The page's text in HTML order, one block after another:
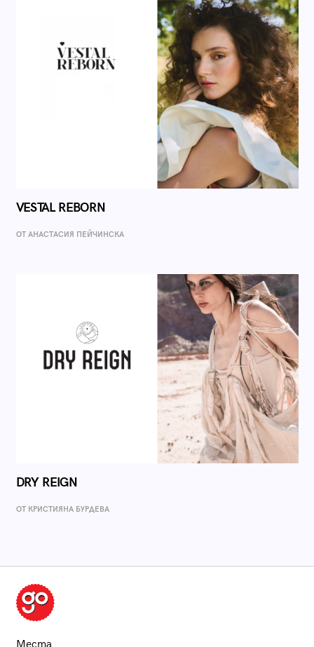
VESTAL REBORN
ОТ AНАСТАСИЯ ПЕЙЧИНСКА
DRY REIGN
ОТ КРИСТИЯНА БУРДЕВА